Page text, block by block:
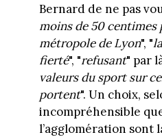
Bernard de ne pas
moins de 50 centimes
métropole de Lyon", "
fierté", "refusant" par
valeurs du sport sur
portent". Un choix,
incompréhensible
l’agglomération sont